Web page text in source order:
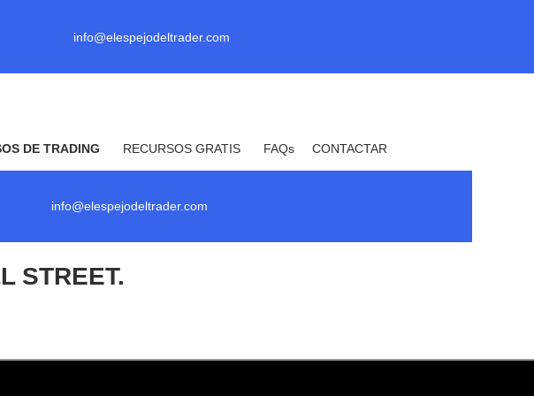
info@elespejodeltrader.com
DE TRADING RECURSOS GRATIS FAQs CONTACTAR
info@elespejodeltrader.com
STREET.